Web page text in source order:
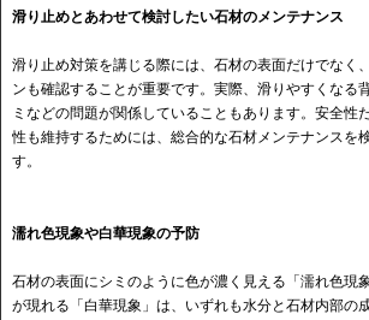
滑り止めとあわせて検討したい石材のメンテナンス
滑り止め対策を講じる際には、石材の表面だけでなく
ンも確認することが重要です。実際、滑りやすくなる
ミなどの問題が関係していることもあります。安全性
性も維持するためには、総合的な石材メンテナンスを
す。
濡れ色現象や白華現象の予防
石材の表面にシミのように色が濃く見える「濡れ色現
が現れる「白華現象」は、いずれも水分と石材内部の